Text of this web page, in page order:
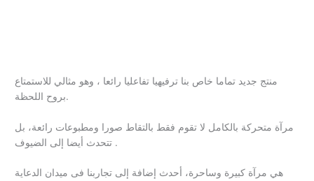
منتج جديد تماما خاص بنا ترفيهيا تفاعليا رائعا ، وهو مثالي للاستمتاع
بروح اللحظة.
مرآة متحركة بالكامل لا تقوم فقط بالتقاط صورا ومطبوعات رائعة، بل
تتحدث أيضا إلى الضيوف .
هي مرآة كبيرة وساحرة، أحدث إضافة إلى تجاربنا فى ميدان الدعاية